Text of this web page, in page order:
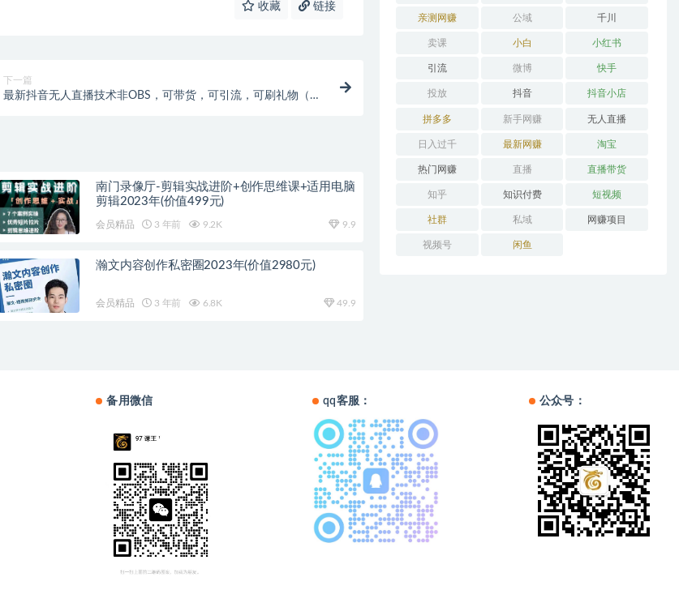
收藏 链接
下一篇
最新抖音无人直播技术非OBS，可带货，可引流，可刷礼物（附
南门录像厅-剪辑实战进阶+创作思维课+适用电脑
剪辑2023年(价值499元)
会员精品 3 年前 9.2K 9.9
瀚文内容创作私密圈2023年(价值2980元)
会员精品 3 年前 6.8K 49.9
亲测网赚 公域 千川
卖课 小白 小红书
引流 微博 快手
投放 抖音 抖音小店
拼多多 新手网赚 无人直播
日入过千 最新网赚 淘宝
热门网赚 直播 直播带货
知乎 知识付费 短视频
社群 私域 网赚项目
视频号 闲鱼
备用微信 qq客服： 公众号：